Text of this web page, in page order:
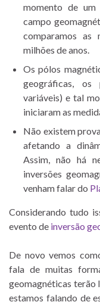
momento de
campo
comparamos as
milhões de anos.
Os pólos
geográficas, os
variáveis) e tal
iniciaram as
Não existem
afetando a
Assim, não há
inversões
venham falar do
Considerando tudo
evento de inversão
De novo vemos
fala de muitas
geomagnéticas terão
estamos falando de